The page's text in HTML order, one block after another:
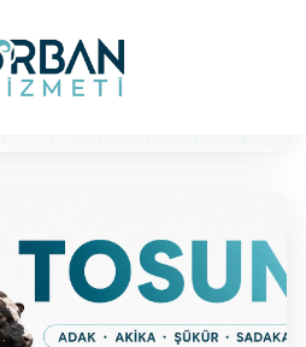
Şükür Kurbanı